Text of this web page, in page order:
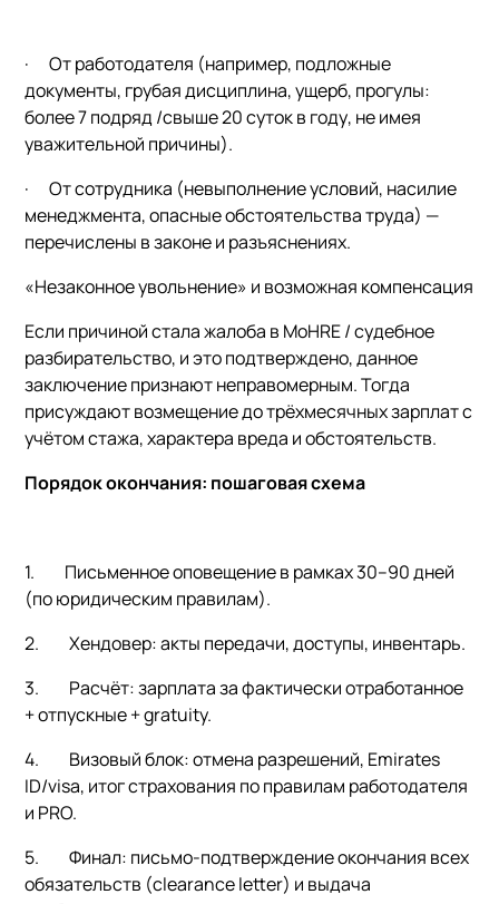
· От работодателя (например, подложные
документы, грубая дисциплина, ущерб, прогулы:
более 7 подряд /свыше 20 суток в году, не имея
уважительной причины).
· От сотрудника (невыполнение условий, насилие
менеджмента, опасные обстоятельства труда) —
перечислены в законе и разъяснениях.
«Незаконное увольнение» и возможная компенсация
Если причиной стала жалоба в MoHRE / судебное
разбирательство, и это подтверждено, данное
заключение признают неправомерным. Тогда
присуждают возмещение до трёхмесячных зарплат с
учётом стажа, характера вреда и обстоятельств.
Порядок окончания: пошаговая схема
1. Письменное оповещениев рамках 30–90 дней
(по юридическим правилам).
2. Хендовер: акты передачи, доступы, инвентарь.
3. Расчёт: зарплата за фактически отработанное
+ отпускные + gratuity.
4. Визовый блок: отмена разрешений, Emirates
ID/visa, итог страхования по правилам работодателя
и PRO.
5. Финал: письмо-подтверждение окончания всех
обязательств (clearance letter) и выдача